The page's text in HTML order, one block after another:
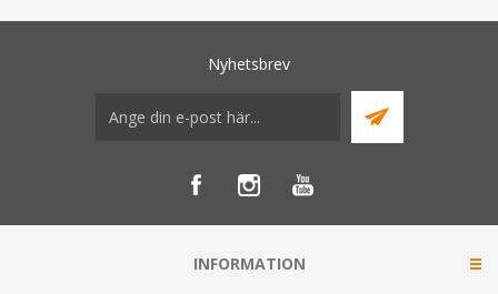
Nyhetsbrev
INFORMATION